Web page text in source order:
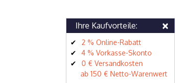
Ihre Kaufvorteile: ×
2 % Online-Rabatt
4 % Vorkasse-Skonto
0 € Versandkosten
ab 150 € Netto-Warenwert